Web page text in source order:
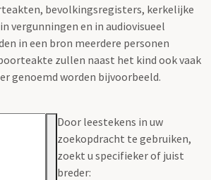
bevolkingsregisters, kerkelijke
vergunningen en in audiovisueel
in een bron meerdere personen
zullen naast het kind ook vaak
genoemd worden bijvoorbeeld.
Door leestekens in uw
zoekopdracht te gebruiken,
zoekt u specifieker of juist
breder: